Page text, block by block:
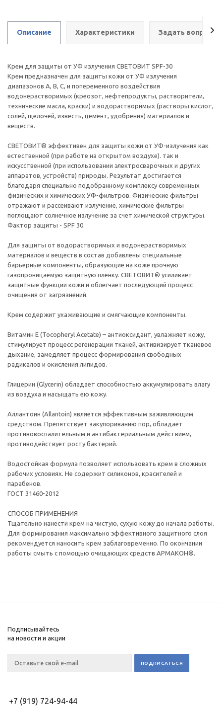
Описание Характеристики Задать вопрос
Крем для защиты от УФ излучения СВЕТОВИТ SPF-30
Крем предназначен для защиты кожи от УФ излучения
диапазонов А, В, С, и попеременного воздействия
водонерастворимых (креозот, нефтепродукты, растворители,
технические масла, краски) и водорастворимых (растворы кислот,
солей, щелочей, известь, цемент, удобрения) материалов и
веществ.
СВЕТОВИТ® эффективен для защиты кожи от УФ-излучения как
естественной (при работе на открытом воздухе). так и
искусственной (при использовании электросварочных и других
аппаратов, устройств) природы. Результат достигается
благодаря специально подобранному комплексу современных
физических и химических УФ-фильтров. Физические фильтры
отражают и рассеивают излучение, химические фильтры
поглощают солнечное излучение за счет химической структуры.
Фактор защиты - SPF 30.
Для защиты от водорастворимых и водонерастворимых
материалов и веществ в состав добавлены специальные
барьерные компоненты, образующие на коже прочную
газопроницаемую защитную пленку. СВЕТОВИТ® усиливает
защитные функции кожи и облегчает последующий процесс
очищения от загрязнений.
Крем содержит ухаживающие и смягчающие компоненты.
Витамин Е (Tocopheryl Acetate) – антиоксидант, увлажняет кожу,
стимулирует процесс регенерации тканей, активизирует тканевое
дыхание, замедляет процесс формирования свободных
радикалов и окисления липидов.
Глицерин (Glycerin) обладает способностью аккумулировать влагу
из воздуха и насыщать ею кожу.
Аллантоин (Allantoin) является эффективным заживляющим
средством. Препятствует закупориванию пор, обладает
противовоспалительным и антибактериальным действием,
противодействует росту бактерий.
Водостойкая формула позволяет использовать крем в сложных
рабочих условиях. Не содержит силиконов, красителей и
парабенов.
ГОСТ 31460-2012
СПОСОБ ПРИМЕНЕНИЯ
Тщательно нанести крем на чистую, сухую кожу до начала работы.
Для формирования максимально эффективного защитного слоя
рекомендуется наносить крем заблаговременно. По окончании
работы смыть с помощью очищающих средств АРМАКОН®.
Подписывайтесь
на новости и акции
+7 (919) 724-94-44